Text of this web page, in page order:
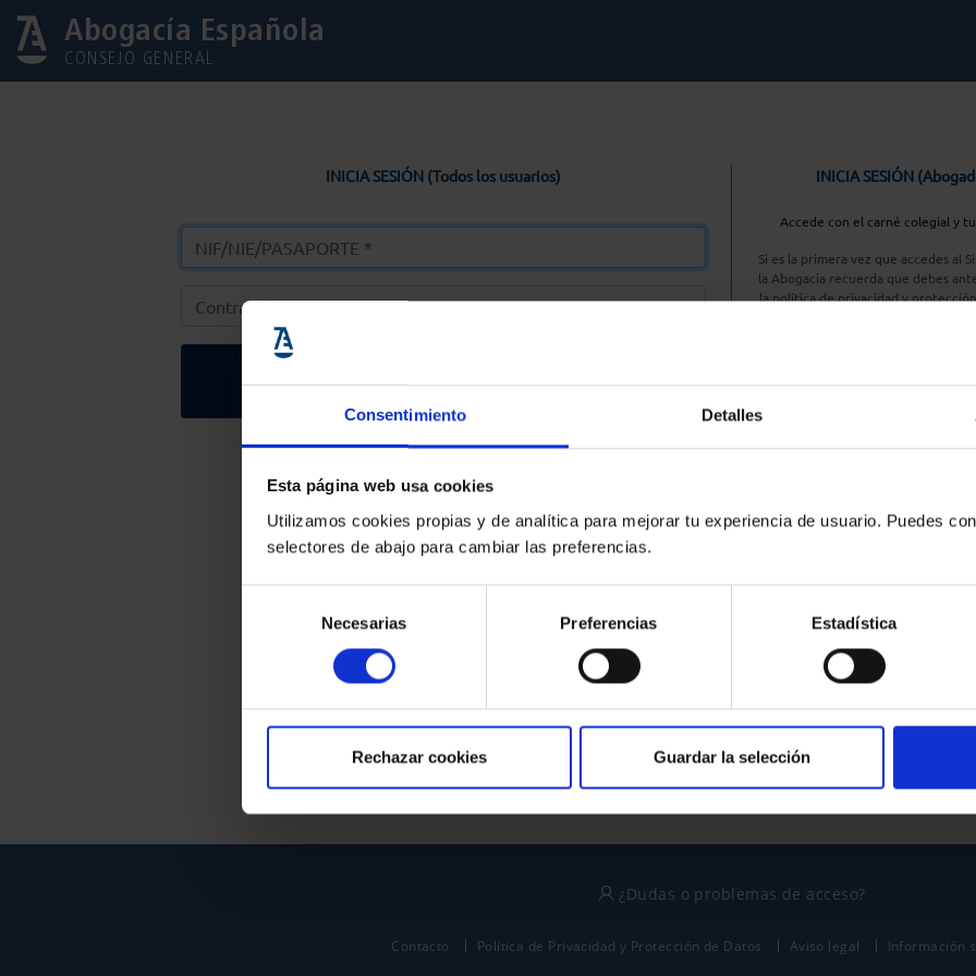
Consentimiento Detalles
Esta página web usa cookies
Utilizamos cookies propias y de analítica para mejorar tu experiencia de usuario. Puedes
selectores de abajo para cambiar las preferencias.
consentimiento
Necesarias Preferencias Estadística
Rechazar cookies Guardar la selección
Abogacía Española
CONSEJO GENERAL
INICIA SESIÓN (Todos los usuarios)
Entrar
Solicitar Contraseña
INICIA SESIÓN
Accede con el carné colegial y
Si es la primera vez que accedes al
la Abogacía recuerda que debes
la política de privacidad y
Entrar con
¿No tienes cuenta?
política de privacidad
y términos del servicio
¿Dudas o problemas de acceso?
Contacto Política de Privacidad y Protección de Datos Aviso legal Información